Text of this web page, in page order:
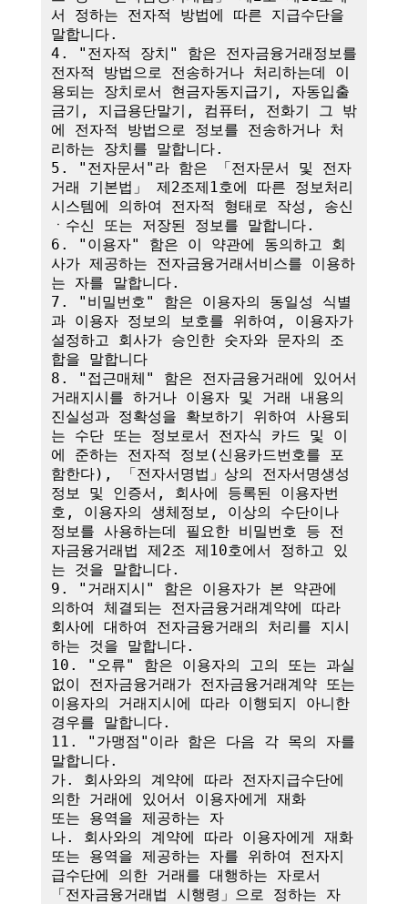
서 정하는 전자적 방법에 따른 지급수단을
말합니다.
4. "전자적 장치" 함은 전자금융거래정보를
전자적 방법으로 전송하거나 처리하는데 이
용되는 장치로서 현금자동지급기, 자동입출
금기, 지급용단말기, 컴퓨터, 전화기 그 밖
에 전자적 방법으로 정보를 전송하거나 처
리하는 장치를 말합니다.
5. "전자문서"라 함은 「전자문서 및 전자
거래 기본법」 제2조제1호에 따른 정보처리
시스템에 의하여 전자적 형태로 작성, 송신
ㆍ수신 또는 저장된 정보를 말합니다.
6. "이용자" 함은 이 약관에 동의하고 회
사가 제공하는 전자금융거래서비스를 이용하
는 자를 말합니다.
7. "비밀번호" 함은 이용자의 동일성 식별
과 이용자 정보의 보호를 위하여, 이용자가
설정하고 회사가 승인한 숫자와 문자의 조
합을 말합니다
8. "접근매체" 함은 전자금융거래에 있어서
거래지시를 하거나 이용자 및 거래 내용의
진실성과 정확성을 확보하기 위하여 사용되
는 수단 또는 정보로서 전자식 카드 및 이
에 준하는 전자적 정보(신용카드번호를 포
함한다), 「전자서명법」상의 전자서명생성
정보 및 인증서, 회사에 등록된 이용자번
호, 이용자의 생체정보, 이상의 수단이나
정보를 사용하는데 필요한 비밀번호 등 전
자금융거래법 제2조 제10호에서 정하고 있
는 것을 말합니다.
9. "거래지시" 함은 이용자가 본 약관에
의하여 체결되는 전자금융거래계약에 따라
회사에 대하여 전자금융거래의 처리를 지시
하는 것을 말합니다.
10. "오류" 함은 이용자의 고의 또는 과실
없이 전자금융거래가 전자금융거래계약 또는
이용자의 거래지시에 따라 이행되지 아니한
경우를 말합니다.
11. "가맹점"이라 함은 다음 각 목의 자를
말합니다.
가. 회사와의 계약에 따라 전자지급수단에
의한 거래에 있어서 이용자에게 재화
또는 용역을 제공하는 자
나. 회사와의 계약에 따라 이용자에게 재화
또는 용역을 제공하는 자를 위하여 전자지
급수단에 의한 거래를 대행하는 자로서
「전자금융거래법 시행령」으로 정하는 자